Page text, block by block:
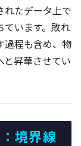
れたデータ上で
ています。敗れ
過程も含め、物
と昇華させてい
境界線